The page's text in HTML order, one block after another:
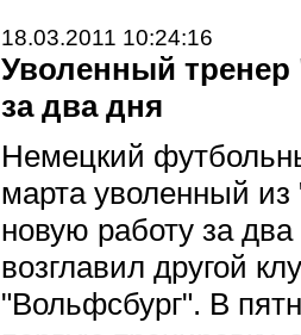
18.03.2011 10:24:16
Уволенный
за два дня
Немецкий
марта уволенный
новую работу за
возглавил другой
"Вольфсбург". В